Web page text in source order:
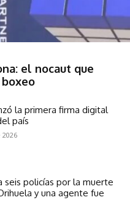
el nocaut que
la primera firma digital
país
seis policías por la muerte
y una agente fue